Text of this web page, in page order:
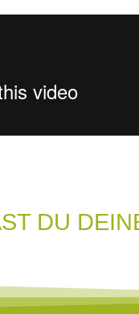
DU